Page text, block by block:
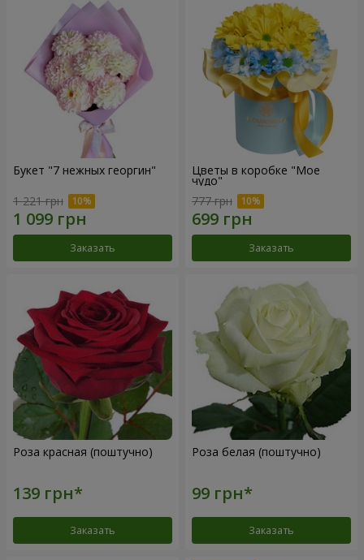
Букет "7 нежных георгин"
1 221 грн
Заказать
Цветы в коробке "Мое
чудо"
777 грн
Заказать
Роза красная (поштучно)
Заказать
Роза белая (поштучно)
Заказать